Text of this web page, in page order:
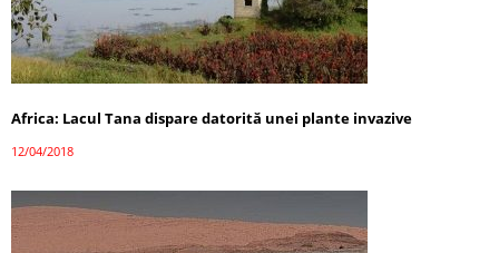
Africa: Lacul Tana dispare datorită unei plante invazive
12/04/2018